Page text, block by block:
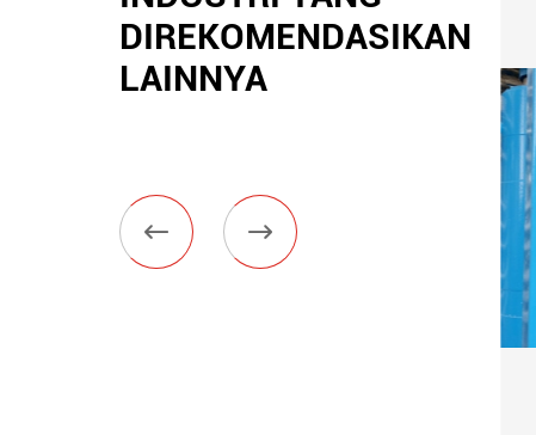
DIREKOMENDASIKAN
LAINNYA
 